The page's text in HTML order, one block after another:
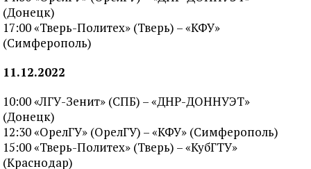
(Донецк)
17:00 «Тверь-Политех» (Тверь) – «КФУ»
(Симферополь)
11.12.2022
10:00 «ЛГУ-Зенит» (СПБ) – «ДНР-ДОННУЭТ»
(Донецк)
12:30 «ОрелГУ» (ОрелГУ) – «КФУ» (Симферополь)
15:00 «Тверь-Политех» (Тверь) – «КубГТУ»
(Краснодар)